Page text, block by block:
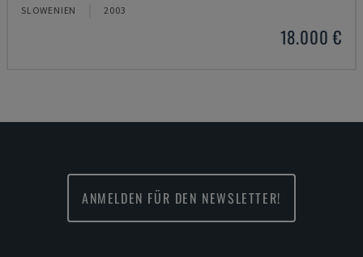
SLOWENIEN 2003
18.000 €
ANMELDEN FÜR DEN NEWSLETTER!